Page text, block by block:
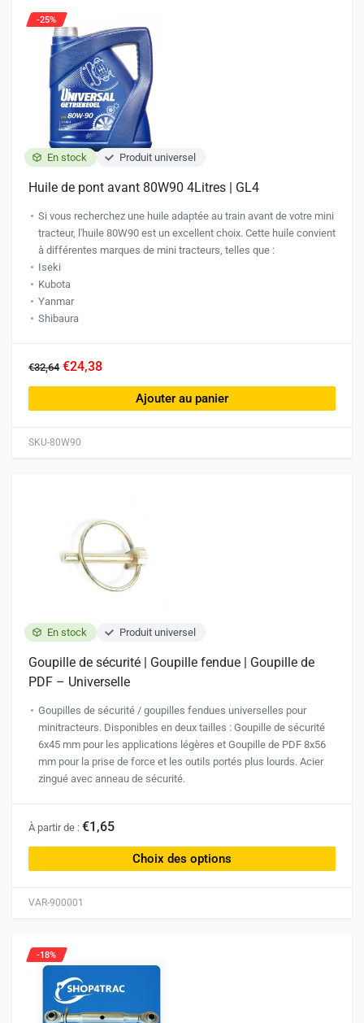
En stock Produit universel
SKU-80W90
-25%
Huile de pont avant 80W90 4Litres | GL4
Si vous recherchez une huile adaptée au train avant de votre mini
tracteur, l'huile 80W90 est un excellent choix. Cette huile convient
à différentes marques de mini tracteurs, telles que :
Iseki
Kubota
Yanmar
Shibaura
€32,64 €24,38
Ajouter au panier
En stock Produit universel
VAR-900001
Goupille de sécurité | Goupille fendue | Goupille de
PDF – Universelle
Goupilles de sécurité / goupilles fendues universelles pour
minitracteurs. Disponibles en deux tailles : Goupille de sécurité
6x45 mm pour les applications légères et Goupille de PDF 8x56
mm pour la prise de force et les outils portés plus lourds. Acier
zingué avec anneau de sécurité.
À partir de : €1,65
Choix des options
produit
a
plusieurs
Les
peuvent
être
choisies
-18%